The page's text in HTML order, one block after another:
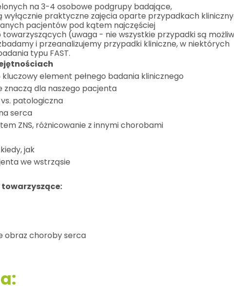
na 3-4 osobowe podgrupy badające,
praktyczne zajęcia oparte przypadkach
pacjentów pod kątem najczęściej
(uwaga - nie wszystkie przypadki są
i przeanalizujemy przypadki kliniczne, w niektórych
typu FAST.
kluczowy element pełnego badania klinicznego
dla naszego pacjenta
patologiczna
serca
ZNS, różnicowanie z innymi chorobami
jak
we wstrząsie
obraz choroby serca